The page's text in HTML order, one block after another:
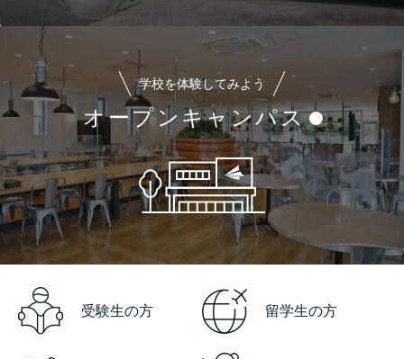
学校を体験してみよう
オープンキャンパス
受験生の方 留学生の方